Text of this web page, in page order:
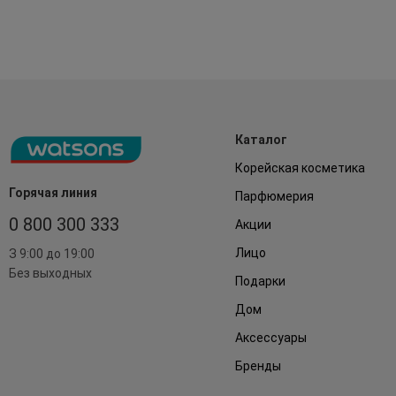
Горячая линия
0 800 300 333
З 9:00 до 19:00
Без выходных
Каталог
Корейская косметика
Парфюмерия
Акции
Лицо
Подарки
Дом
Аксессуары
Бренды